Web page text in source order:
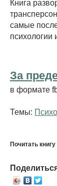
Книга
самые
психологии
За
в формате
Темы:
Почитать